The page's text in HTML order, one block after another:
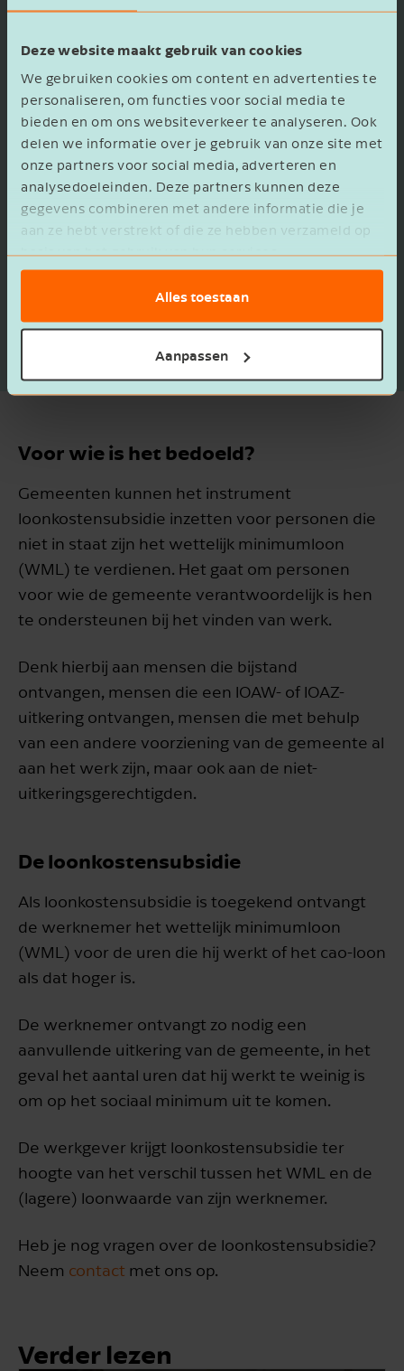
Deze website maakt gebruik van cookies
We gebruiken cookies om content en advertenties te
personaliseren, om functies voor social media te
bieden en om ons websiteverkeer te analyseren. Ook
delen we informatie over je gebruik van onze site met
onze partners voor social media, adverteren en
analysedoeleinden. Deze partners kunnen deze
gegevens combineren met andere informatie die je
aan ze hebt verstrekt of die ze hebben verzameld op
basis van het gebruik van hun services.
Alles toestaan
Aanpassen
gewone, vergelijkbare werknemer in die functie.
De gemeente stelt het loonwaardepercentage
vast. Dit is een percentage van het wettelijk
minimumloon. De loonwaarde voor de
berekening is minimaal 30%. Dit is wettelijk
vastgelegd. Per 1 juli 2021 geldt er één uniforme
systematiek voor de bepaling van de
loonwaarde.
De nieuwe regels gelden per 1 januari
2022 bij aanvragen voor een Ziektewet- of een
zwangerschaps- en bevallingsuitkering.
Voor wie is het bedoeld?
Gemeenten kunnen het instrument
loonkostensubsidie inzetten voor personen die
niet in staat zijn het wettelijk minimumloon
(WML) te verdienen. Het gaat om personen
voor wie de gemeente verantwoordelijk is hen
te ondersteunen bij het vinden van werk.
Denk hierbij aan mensen die bijstand
ontvangen, mensen die een IOAW- of IOAZ-
uitkering ontvangen, mensen die met behulp
van een andere voorziening van de gemeente al
aan het werk zijn, maar ook aan de niet-
uitkeringsgerechtigden.
De loonkostensubsidie
Als loonkostensubsidie is toegekend ontvangt
de werknemer het wettelijk minimumloon
(WML) voor de uren die hij werkt of het cao-loon
als dat hoger is.
De werknemer ontvangt zo nodig een
aanvullende uitkering van de gemeente, in het
geval het aantal uren dat hij werkt te weinig is
om op het sociaal minimum uit te komen.
De werkgever krijgt loonkostensubsidie ter
hoogte van het verschil tussen het WML en de
(lagere) loonwaarde van zijn werknemer.
Heb je nog vragen over de loonkostensubsidie?
Neem contact met ons op.
Verder lezen